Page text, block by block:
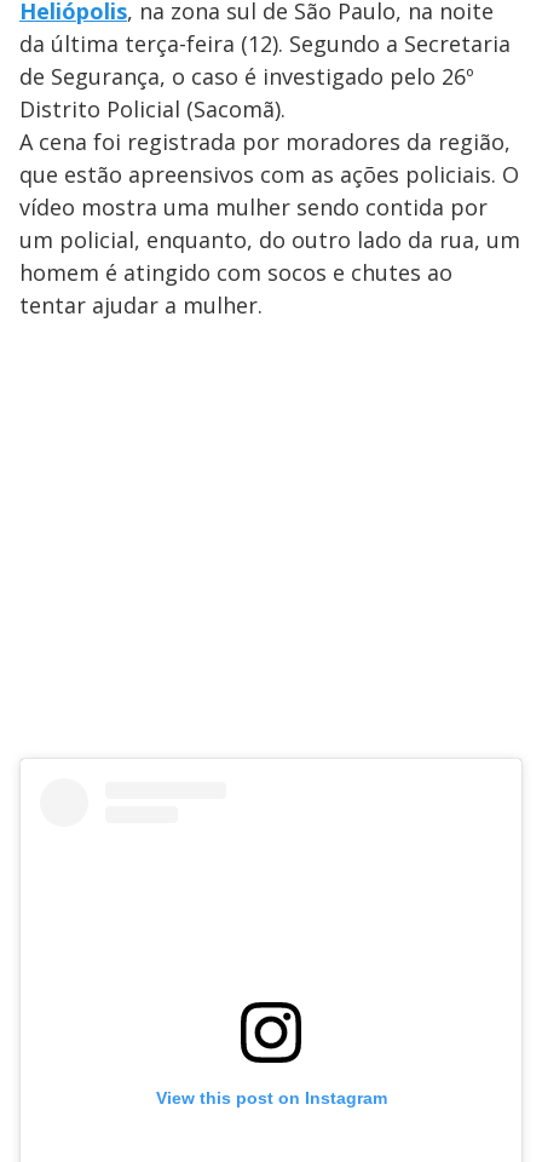
Heliópolis, na zona sul de São Paulo, na noite
da última terça-feira (12). Segundo a Secretaria
de Segurança, o caso é investigado pelo 26º
Distrito Policial (Sacomã).
A cena foi registrada por moradores da região,
que estão apreensivos com as ações policiais. O
vídeo mostra uma mulher sendo contida por
um policial, enquanto, do outro lado da rua, um
homem é atingido com socos e chutes ao
tentar ajudar a mulher.
View this post on Instagram